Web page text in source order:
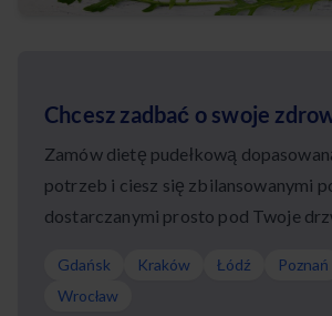
Chcesz zadbać o swoje
Zamów dietę pudełkową
potrzeb i ciesz się zbilansowanymi
dostarczanymi prosto pod Twoje
Gdańsk Kraków Łódź Poznań
Wrocław